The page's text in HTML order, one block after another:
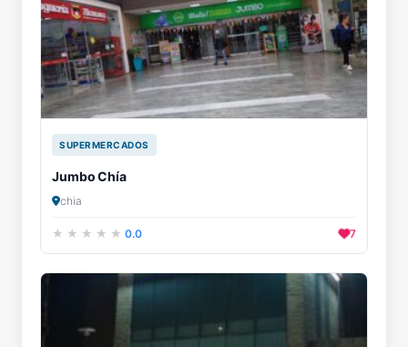
SUPERMERCADOS
Jumbo Chía
chia
0.0 7